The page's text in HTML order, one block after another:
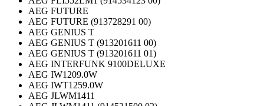
AEG FUTURE
AEG FUTURE (913728291 00)
AEG GENIUS T
AEG GENIUS T (913201611 00)
AEG GENIUS T (913201611 01)
AEG INTERFUNK 9100DELUXE
AEG IW1209.0W
AEG IWT1259.0W
AEG JLWM1411